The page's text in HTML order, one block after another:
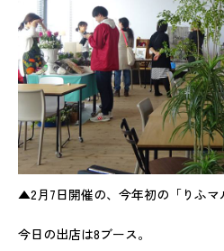
▲2月7日開催の、今年初の「りふマ
今日の出店は8ブース。